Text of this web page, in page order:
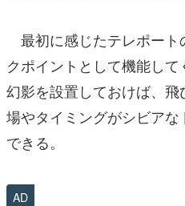
最初に感じたテレポート
クポイントとして機能し
幻影を設置しておけば、
場やタイミングがシビア
できる。
AD